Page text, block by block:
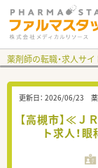
薬剤師の転職・求人サ
更新日： 2026/06/23
【高槻市】≪Ｊ
ト求人！